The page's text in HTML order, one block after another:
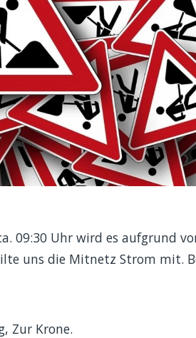
09:30 Uhr wird es aufgrund
uns die Mitnetz Strom mit.
Zur Krone.